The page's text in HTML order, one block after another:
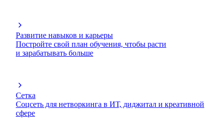
Развитие навыков и карьеры
Постройте свой план обучения, чтобы расти
и зарабатывать больше
Сетка
Соцсеть для нетворкинга в ИТ, диджитал и креативной
сфере